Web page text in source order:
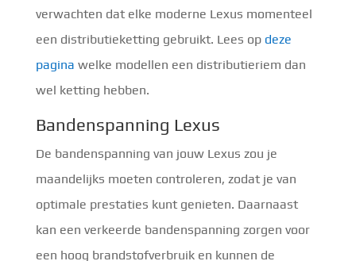
verwachten dat elke moderne Lexus momenteel
een distributieketting gebruikt. Lees op deze
pagina welke modellen een distributieriem dan
wel ketting hebben.
Bandenspanning Lexus
De bandenspanning van jouw Lexus zou je
maandelijks moeten controleren, zodat je van
optimale prestaties kunt genieten. Daarnaast
kan een verkeerde bandenspanning zorgen voor
een hoog brandstofverbruik en kunnen de